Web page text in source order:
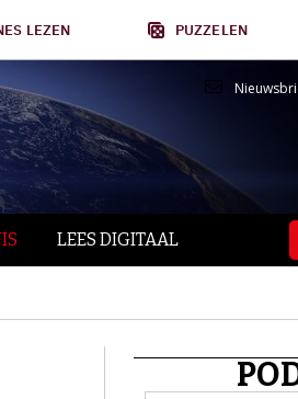
LEZEN PUZZELEN
LEES DIGITAAL